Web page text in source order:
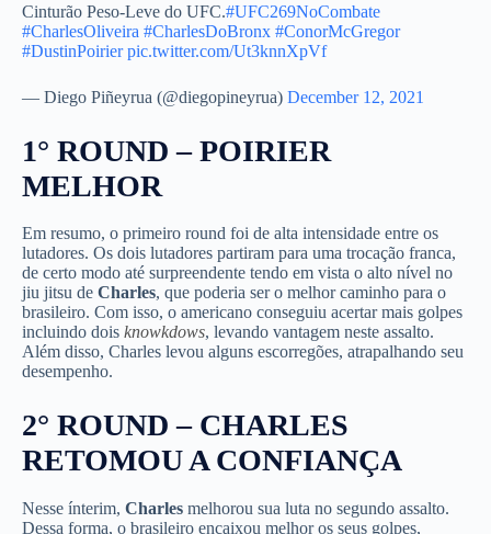
Cinturão Peso-Leve do UFC.#UFC269NoCombate
#CharlesOliveira #CharlesDoBronx #ConorMcGregor
#DustinPoirier pic.twitter.com/Ut3knnXpVf
— Diego Piñeyrua (@diegopineyrua) December 12, 2021
1° ROUND – POIRIER
MELHOR
Em resumo, o primeiro round foi de alta intensidade entre os
lutadores. Os dois lutadores partiram para uma trocação franca,
de certo modo até surpreendente tendo em vista o alto nível no
jiu jitsu de Charles, que poderia ser o melhor caminho para o
brasileiro. Com isso, o americano conseguiu acertar mais golpes
incluindo dois knowkdows, levando vantagem neste assalto.
Além disso, Charles levou alguns escorregões, atrapalhando seu
desempenho.
2° ROUND – CHARLES
RETOMOU A CONFIANÇA
Nesse ínterim, Charles melhorou sua luta no segundo assalto.
Dessa forma, o brasileiro encaixou melhor os seus golpes,